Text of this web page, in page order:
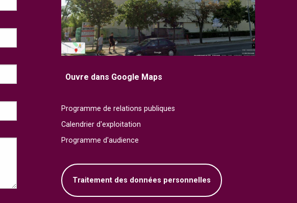
Ouvre dans Google Maps
Programme de relations publiques
Calendrier d'exploitation
Programme d'audience
Traitement des données personnelles